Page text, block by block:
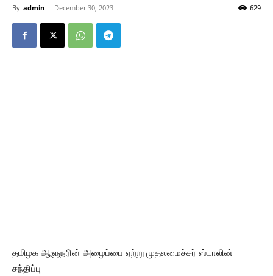
By admin - December 30, 2023 629
தமிழக ஆளுநரின் அழைப்பை ஏற்று முதலமைச்சர் ஸ்டாலின்
சந்திப்பு